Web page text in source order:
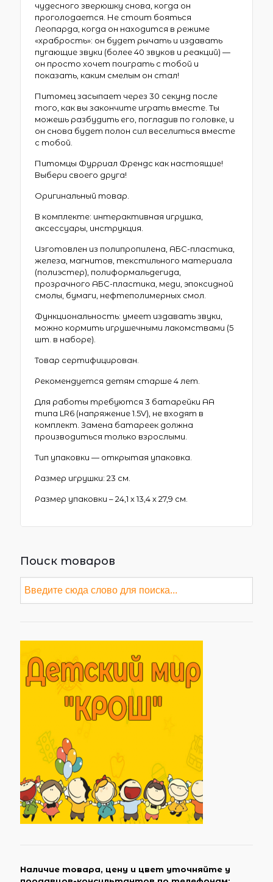
чудесного зверюшку снова, когда он
проголодается. Не стоит бояться
Леопарда, когда он находится в режиме
«храбрость»: он будет рычать и издавать
пугающие звуки (более 40 звуков и реакций) —
он просто хочет поиграть с тобой и
показать, каким смелым он стал!
Питомец засыпает через 30 секунд после
того, как вы закончите играть вместе. Ты
можешь разбудить его, погладив по головке, и
он снова будет полон сил веселиться вместе
с тобой.
Питомцы Фурриал Френдс как настоящие!
Выбери своего друга!
Оригинальный товар.
В комплекте: интерактивная игрушка,
аксессуары, инструкция.
Изготовлен из полипропилена, АБС-пластика,
железа, магнитов, текстильного материала
(полиэстер), полиформальдегида,
прозрачного АБС-пластика, меди, эпоксидной
смолы, бумаги, нефтеполимерных смол.
Функциональность: умеет издавать звуки,
можно кормить игрушечными лакомствами (5
шт. в наборе).
Товар сертифицирован.
Рекомендуется детям старше 4 лет.
Для работы требуются 3 батарейки АА
типа LR6 (напряжение 1.5V), не входят в
комплект. Замена батареек должна
производиться только взрослыми.
Тип упаковки — открытая упаковка.
Размер игрушки: 23 см.
Размер упаковки – 24,1 х 13,4 х 27,9 см.
Поиск товаров
Наличие товара, цену и цвет уточняйте у